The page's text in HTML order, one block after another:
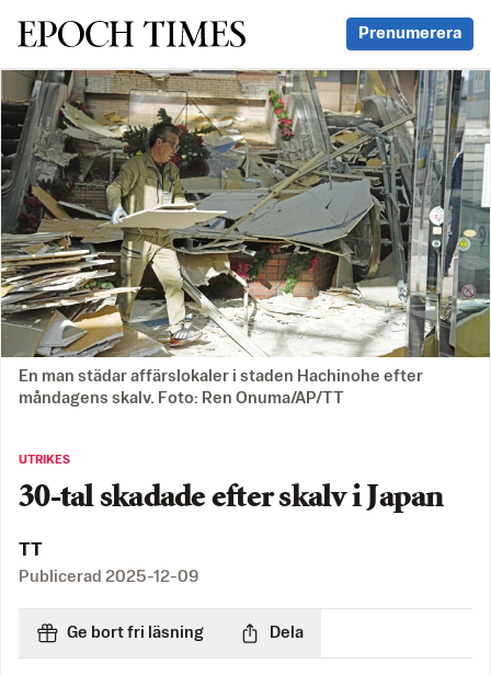
Svenska Epoch Times Prenumerera
En man städar affärslokaler i staden Hachinohe efter
måndagens skalv. Foto: Ren Onuma/AP/TT
UTRIKES
30-tal skadade efter skalv i Japan
TT
Publicerad 2025-12-09
Ge bort fri läsning Dela